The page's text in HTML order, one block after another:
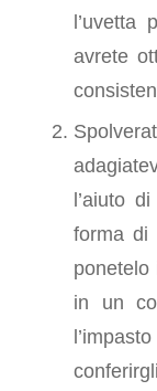
l’uvetta
avrete
l’aiuto
forma di
in un